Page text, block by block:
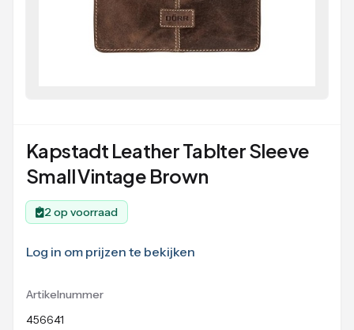
Kapstadt Leather Tablter Sleeve
Small Vintage Brown
2 op voorraad
Log in om prijzen te bekijken
Artikelnummer
456641